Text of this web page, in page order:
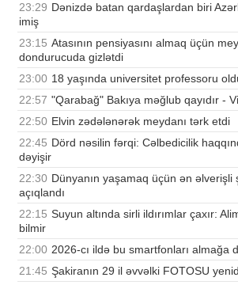
23:29 Dənizdə batan qardaşlardan biri
imiş
23:15 Atasının pensiyasını almaq üçün
dondurucuda gizlətdi
23:00 18 yaşında universitet professoru
22:57 "Qarabağ" Bakıya məğlub qayıdır -
22:50 Elvin zədələnərək meydanı tərk etdi
22:45 Dörd nəsilin fərqi: Cəlbedicilik
dəyişir
22:30 Dünyanın yaşamaq üçün ən əlverişli
açıqlandı
22:15 Suyun altında sirli ildırımlar çaxır:
bilmir
22:00 2026-cı ildə bu smartfonları almağa
21:45 Şakiranın 29 il əvvəlki FOTOSU